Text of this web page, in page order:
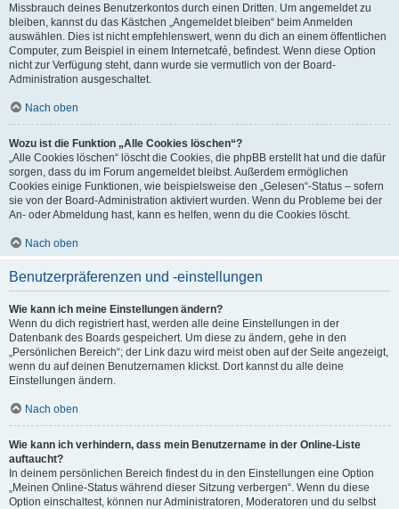
Missbrauch deines Benutzerkontos durch einen Dritten. Um angemeldet zu
bleiben, kannst du das Kästchen „Angemeldet bleiben“ beim Anmelden
auswählen. Dies ist nicht empfehlenswert, wenn du dich an einem öffentlichen
Computer, zum Beispiel in einem Internetcafé, befindest. Wenn diese Option
nicht zur Verfügung steht, dann wurde sie vermutlich von der Board-
Administration ausgeschaltet.
Nach oben
Wozu ist die Funktion „Alle Cookies löschen“?
„Alle Cookies löschen“ löscht die Cookies, die phpBB erstellt hat und die dafür
sorgen, dass du im Forum angemeldet bleibst. Außerdem ermöglichen
Cookies einige Funktionen, wie beispielsweise den „Gelesen“-Status – sofern
sie von der Board-Administration aktiviert wurden. Wenn du Probleme bei der
An- oder Abmeldung hast, kann es helfen, wenn du die Cookies löscht.
Nach oben
Benutzerpräferenzen und -einstellungen
Wie kann ich meine Einstellungen ändern?
Wenn du dich registriert hast, werden alle deine Einstellungen in der
Datenbank des Boards gespeichert. Um diese zu ändern, gehe in den
„Persönlichen Bereich“; der Link dazu wird meist oben auf der Seite angezeigt,
wenn du auf deinen Benutzernamen klickst. Dort kannst du alle deine
Einstellungen ändern.
Nach oben
Wie kann ich verhindern, dass mein Benutzername in der Online-Liste
auftaucht?
In deinem persönlichen Bereich findest du in den Einstellungen eine Option
„Meinen Online-Status während dieser Sitzung verbergen“. Wenn du diese
Option einschaltest, können nur Administratoren, Moderatoren und du selbst